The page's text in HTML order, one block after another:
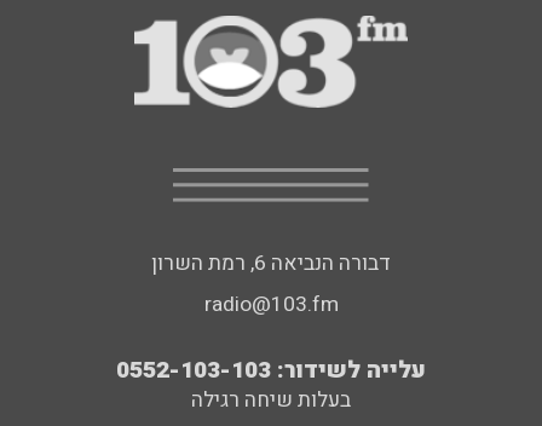
דבורה הנביאה 6, רמת השרון
radio@103.fm
עלייה לשידור: 0552-103-103
בעלות שיחה רגילה